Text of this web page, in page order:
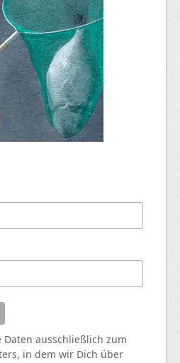
ausschließlich zum
in dem wir Dich über